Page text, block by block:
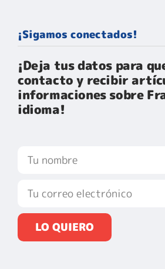
¡Sigamos conectados!
¡Deja tus datos para
contacto y recibir
informaciones sobre
idioma!​
LO QUIERO